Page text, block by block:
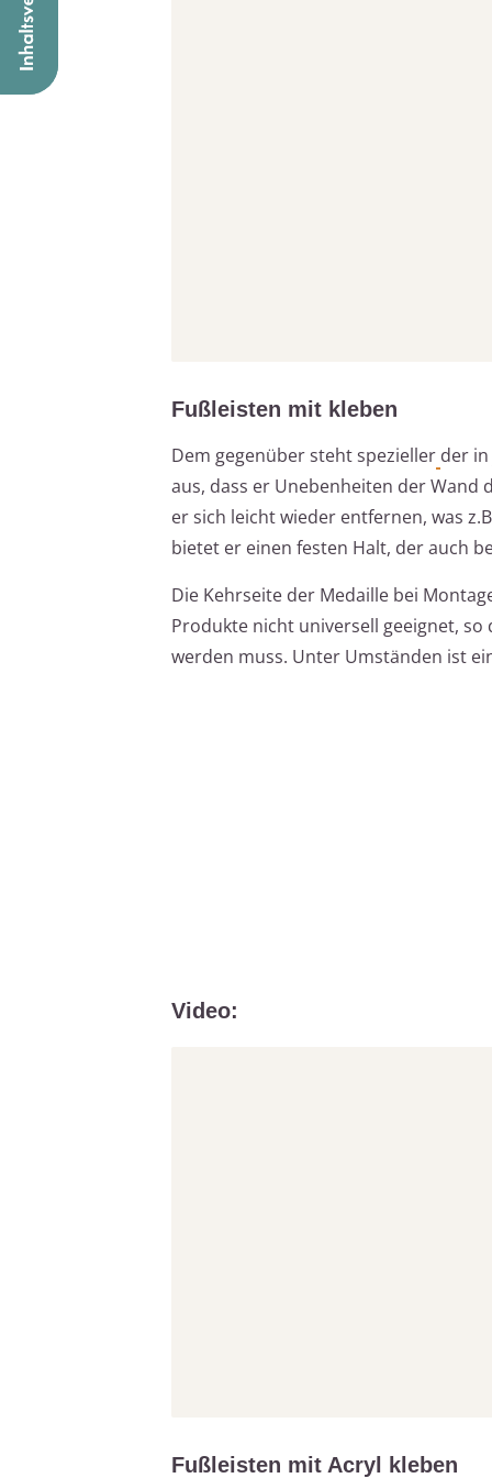
Fußleisten mit kleben
Dem gegenüber steht spezieller der
aus, dass er Unebenheiten der Wand
er sich leicht wieder entfernen, was
bietet er einen festen Halt, der auch
Die Kehrseite der Medaille bei
Produkte nicht universell geeignet,
werden muss. Unter Umständen ist
Video:
Fußleisten mit Acryl kleben